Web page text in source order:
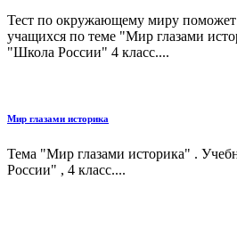
Тест по окружающему миру поможет
учащихся по теме "Мир глазами
"Школа России" 4 класс....
Мир глазами историка
Тема "Мир глазами историка" .
России" , 4 класс....